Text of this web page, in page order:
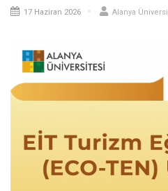
17 Haziran 2026 Alanya